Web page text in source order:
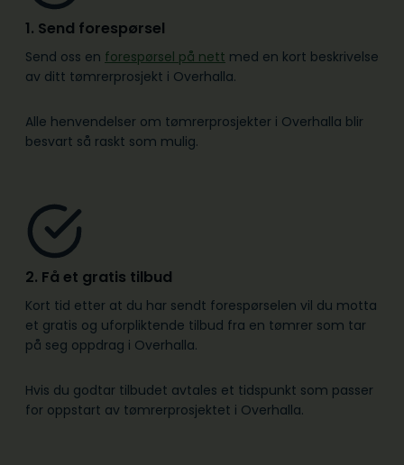
1. Send forespørsel
Send oss en forespørsel på nett med en kort beskrivelse
av ditt tømrerprosjekt i Overhalla.
Alle henvendelser om tømrerprosjekter i Overhalla blir
besvart så raskt som mulig.
2. Få et gratis tilbud
Kort tid etter at du har sendt forespørselen vil du motta
et gratis og uforpliktende tilbud fra en tømrer som tar
på seg oppdrag i Overhalla.
Hvis du godtar tilbudet avtales et tidspunkt som passer
for oppstart av tømrerprosjektet i Overhalla.